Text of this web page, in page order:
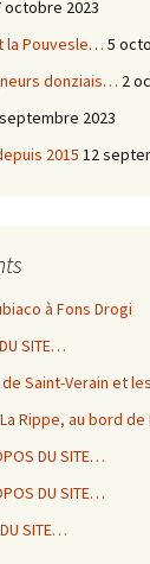
octobre 2023
la Pouvesle… 5
donziais… 2
2023
2015 12
à Fons Drogi
SITE…
Saint-Verain et
Rippe, au bord de
DU SITE…
DU SITE…
SITE…